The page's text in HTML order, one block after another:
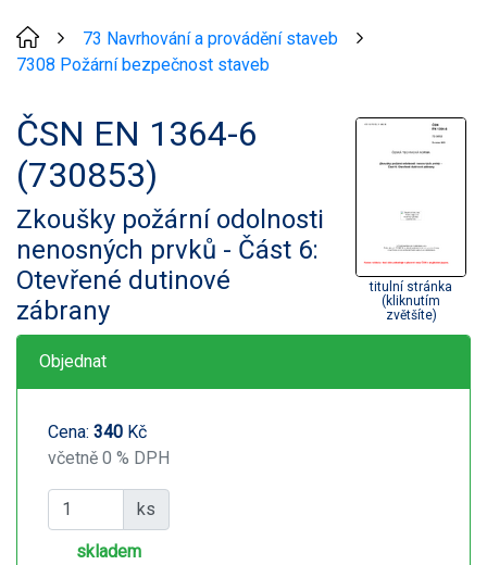
73 Navrhování a provádění staveb
7308 Požární bezpečnost staveb
ČSN EN 1364-6
(730853)
Zkoušky požární odolnosti
nenosných prvků - Část 6:
Otevřené dutinové
zábrany
titulní stránka
(kliknutím
zvětšíte)
Objednat
Cena: 340 Kč
včetně 0 % DPH
ks
skladem